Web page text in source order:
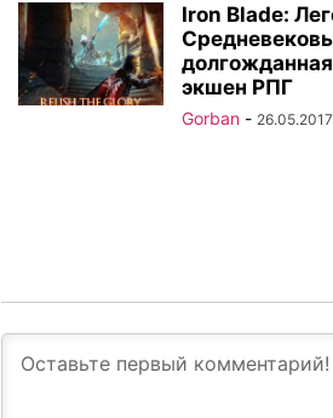
Iron Blade:
экшен РПГ
Gorban - 26.05.2017